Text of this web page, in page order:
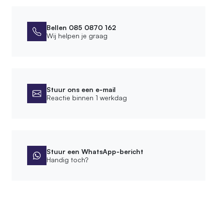
Breedte voet
12 cm
Montage
Vrijstaand
Bellen 085 0870 162
Wij helpen je graag
Stuur ons een e-mail
Reactie binnen 1 werkdag
Stuur een WhatsApp-bericht
Handig toch?